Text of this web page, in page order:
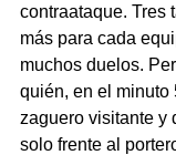
contraataque. Tres
más para cada
muchos duelos.
quién, en el minuto
zaguero visitante y
solo frente al